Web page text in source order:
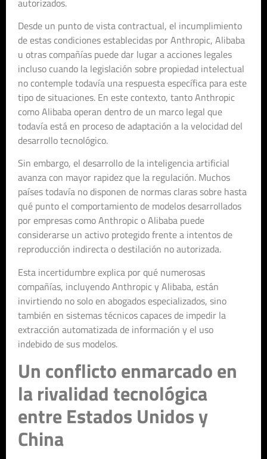
Desde un punto de vista contractual, el incumplimiento
de estas condiciones establecidas por Anthropic, Alibaba
u otras compañías puede dar lugar a acciones legales
incluso cuando la legislación sobre propiedad intelectual
no contemple todavía una respuesta específica para este
tipo de situaciones. En este contexto, tanto Anthropic
como Alibaba operan dentro de un marco legal que
todavía está en proceso de adaptación a la velocidad del
desarrollo tecnológico.
Sin embargo, el desarrollo de la inteligencia artificial
avanza con mayor rapidez que la regulación. Muchos
países todavía no disponen de normas claras sobre hasta
qué punto el comportamiento de modelos desarrollados
por empresas como Anthropic o Alibaba puede
considerarse un activo protegido frente a intentos de
reproducción indirecta o destilación no autorizada.
Esta incertidumbre explica por qué numerosas
compañías, incluyendo Anthropic y Alibaba, están
invirtiendo no solo en abogados especializados, sino
también en sistemas técnicos capaces de impedir la
extracción automatizada de información y el uso
indebido de sus modelos.
Un conflicto enmarcado en
la rivalidad tecnológica
entre Estados Unidos y
China